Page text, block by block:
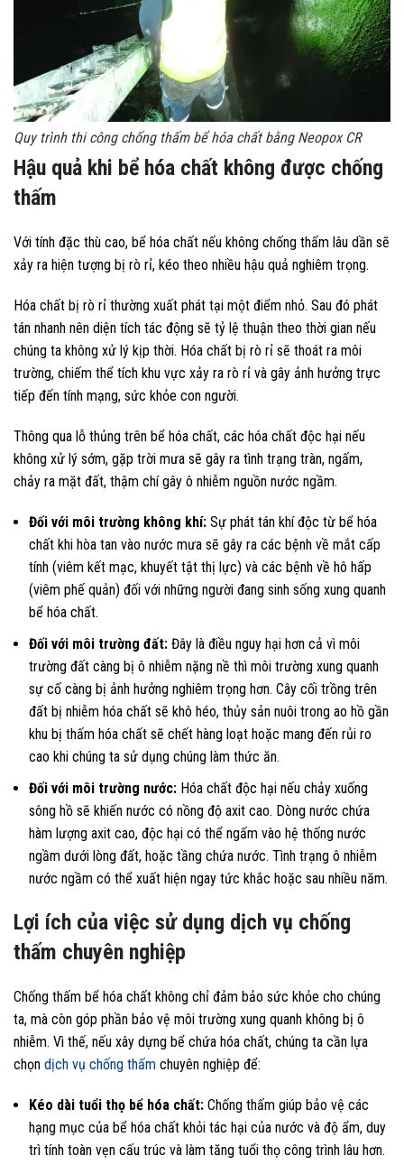
Quy trình thi công chống thấm bể hóa chất bằng Neopox CR
Hậu quả khi bể hóa chất không được chống
thấm
Với tính đặc thù cao, bể hóa chất nếu không chống thấm lâu dần sẽ
xảy ra hiện tượng bị rò rỉ, kéo theo nhiều hậu quả nghiêm trọng.
Hóa chất bị rò rỉ thường xuất phát tại một điểm nhỏ. Sau đó phát
tán nhanh nên diện tích tác động sẽ tỷ lệ thuận theo thời gian nếu
chúng ta không xử lý kịp thời. Hóa chất bị rò rỉ sẽ thoát ra môi
trường, chiếm thể tích khu vực xảy ra rò rỉ và gây ảnh hưởng trực
tiếp đến tính mạng, sức khỏe con người.
Thông qua lỗ thủng trên bể hóa chất, các hóa chất độc hại nếu
không xử lý sớm, gặp trời mưa sẽ gây ra tình trạng tràn, ngấm,
chảy ra mặt đất, thậm chí gây ô nhiễm nguồn nước ngầm.
Đối với môi trường không khí: Sự phát tán khí độc từ bể hóa
chất khi hòa tan vào nước mưa sẽ gây ra các bệnh về mắt cấp
tính (viêm kết mạc, khuyết tật thị lực) và các bệnh về hô hấp
(viêm phế quản) đối với những người đang sinh sống xung quanh
bể hóa chất.
Đối với môi trường đất: Đây là điều nguy hại hơn cả vì môi
trường đất càng bị ô nhiễm nặng nề thì môi trường xung quanh
sự cố càng bị ảnh hưởng nghiêm trọng hơn. Cây cối trồng trên
đất bị nhiễm hóa chất sẽ khô héo, thủy sản nuôi trong ao hồ gần
khu bị thấm hóa chất sẽ chết hàng loạt hoặc mang đến rủi ro
cao khi chúng ta sử dụng chúng làm thức ăn.
Đối với môi trường nước: Hóa chất độc hại nếu chảy xuống
sông hồ sẽ khiến nước có nồng độ axit cao. Dòng nước chứa
hàm lượng axit cao, độc hại có thể ngấm vào hệ thống nước
ngầm dưới lòng đất, hoặc tầng chứa nước. Tình trạng ô nhiễm
nước ngầm có thể xuất hiện ngay tức khắc hoặc sau nhiều năm.
Lợi ích của việc sử dụng dịch vụ chống
thấm chuyên nghiệp
Chống thấm bể hóa chất không chỉ đảm bảo sức khỏe cho chúng
ta, mà còn góp phần bảo vệ môi trường xung quanh không bị ô
nhiễm. Vì thế, nếu xây dựng bể chứa hóa chất, chúng ta cần lựa
chọn dịch vụ chống thấm chuyên nghiệp để:
Kéo dài tuổi thọ bể hóa chất: Chống thấm giúp bảo vệ các
hạng mục của bể hóa chất khỏi tác hại của nước và độ ẩm, duy
trì tính toàn vẹn cấu trúc và làm tăng tuổi thọ công trình lâu hơn.